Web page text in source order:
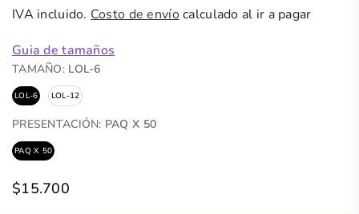
IVA incluido. Costo de envíocalculado al ir a pagar
Guia de tamaños
TAMAÑO: LOL-6
LOL-6 LOL-12
PRESENTACIÓN: PAQ X 50
PAQ X 50
Precio
$15.700